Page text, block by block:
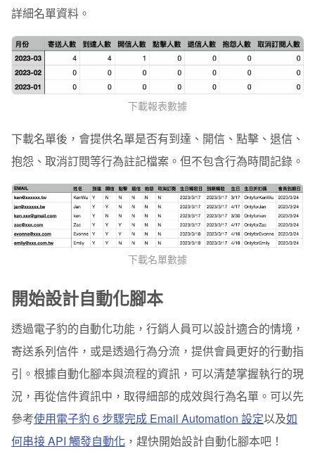
詳細名單資料。
下載報表數據
下載名單後，會提供名單是否有到達、開信、點擊、退信、
抱怨、取消訂閱等行為註記檔案。 但不包含行為時間記錄。
下載名單數據
開始設計自動化腳本
透過電子豹的自動化功能，行銷人員可以設計適合的情境，
寄送系列信件，或是透過行為分流，提供會員更好的行動指
引。根據自動化腳本與流程的資訊，可以清楚掌握執行的現
況，再從信件資訊中，取得細部的成效與行為名單。可以先
參考使用電子豹 6 步驟完成 Email Automation 設定以及如
何串接 API 觸發自動化 ，趕快開始設計自動化腳本吧！